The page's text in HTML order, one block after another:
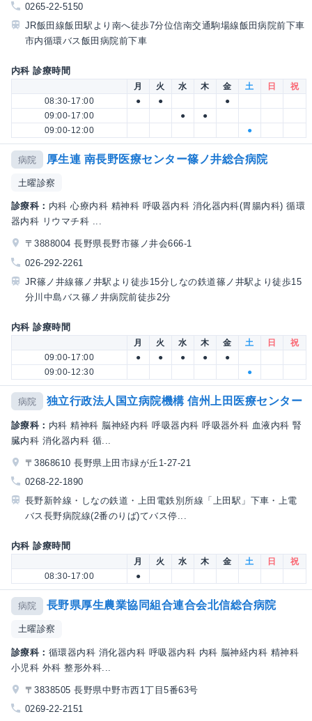
0265-22-5150
JR飯田線飯田駅より南へ徒歩7分位信南交通駒場線飯田病院前下車
市内循環バス飯田病院前下車
内科 診療時間
月 火 水 木 金 土 日
祝
08:30-17:00
● ●
●
09:00-17:00
●
●
09:00-12:00
●
病院 厚生連 南長野医療センター篠ノ井総合病院
土曜診察
診療科： 内科 心療内科 精神科 呼吸器内科 消化器内科(胃腸内科) 循環
器内科 リウマチ科 ...
〒3888004 長野県長野市篠ノ井会666-1
026-292-2261
JR篠ノ井線篠ノ井駅より徒歩15分しなの鉄道篠ノ井駅より徒歩15
分川中島バス篠ノ井病院前徒歩2分
内科 診療時間
月 火 水 木 金 土 日
祝
09:00-17:00
● ● ● ●
●
09:00-12:30
●
病院 独立行政法人国立病院機構 信州上田医療センター
診療科： 内科 精神科 脳神経内科 呼吸器内科 呼吸器外科 血液内科 腎
臓内科 消化器内科 循...
〒3868610 長野県上田市緑が丘1-27-21
0268-22-1890
長野新幹線・しなの鉄道・上田電鉄別所線「上田駅」下車・上電
バス長野病院線(2番のりば)てバス停...
内科 診療時間
月 火 水 木 金 土 日
祝
08:30-17:00
●
病院 長野県厚生農業協同組合連合会北信総合病院
土曜診察
診療科： 循環器内科 消化器内科 呼吸器内科 内科 脳神経内科 精神科
小児科 外科 整形外科...
〒3838505 長野県中野市西1丁目5番63号
0269-22-2151